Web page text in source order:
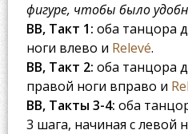
фигуре, чтобы было
BB, Такт 1: оба танцора
ноги влево и Relevé.
BB, Такт 2: оба танцора
правой ноги вправо и
BB, Такты 3-4: оба
3 шага, начиная с левой